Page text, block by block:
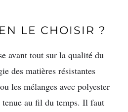
LE CHOISIR ?
avant tout sur la qualité du
des matières résistantes
les mélanges avec polyester
au fil du temps. Il faut